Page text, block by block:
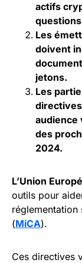
actifs
Les
doivent
jetons.
Les
audience
des
2024.
L’Union
outils pour
(MiCA).
Ces directives